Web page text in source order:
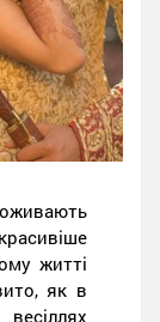
житті
як в